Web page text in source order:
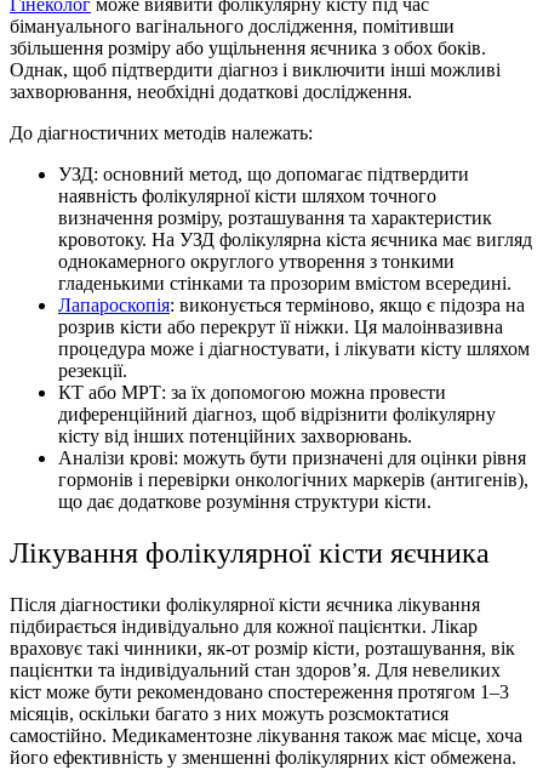
Гінеколог може виявити фолікулярну кісту під час
бімануального вагінального дослідження, помітивши
збільшення розміру або ущільнення яєчника з обох боків.
Однак, щоб підтвердити діагноз і виключити інші можливі
захворювання, необхідні додаткові дослідження.
До діагностичних методів належать:
УЗД: основний метод, що допомагає підтвердити
наявність фолікулярної кісти шляхом точного
визначення розміру, розташування та характеристик
кровотоку. На УЗД фолікулярна кіста яєчника має вигляд
однокамерного округлого утворення з тонкими
гладенькими стінками та прозорим вмістом всередині.
Лапароскопія: виконується терміново, якщо є підозра на
розрив кісти або перекрут її ніжки. Ця малоінвазивна
процедура може і діагностувати, і лікувати кісту шляхом
резекції.
КТ або МРТ: за їх допомогою можна провести
диференційний діагноз, щоб відрізнити фолікулярну
кісту від інших потенційних захворювань.
Аналізи крові: можуть бути призначені для оцінки рівня
гормонів і перевірки онкологічних маркерів (антигенів),
що дає додаткове розуміння структури кісти.
Лiкування фолікулярної кісти яєчника
Після діагностики фолікулярної кісти яєчника лікування
підбирається індивідуально для кожної пацієнтки. Лікар
враховує такі чинники, як-от розмір кісти, розташування, вік
пацієнтки та індивідуальний стан здоров’я. Для невеликих
кіст може бути рекомендовано спостереження протягом 1–3
місяців, оскільки багато з них можуть розсмоктатися
самостійно. Медикаментозне лікування також має місце, хоча
його ефективність у зменшенні фолікулярних кіст обмежена.